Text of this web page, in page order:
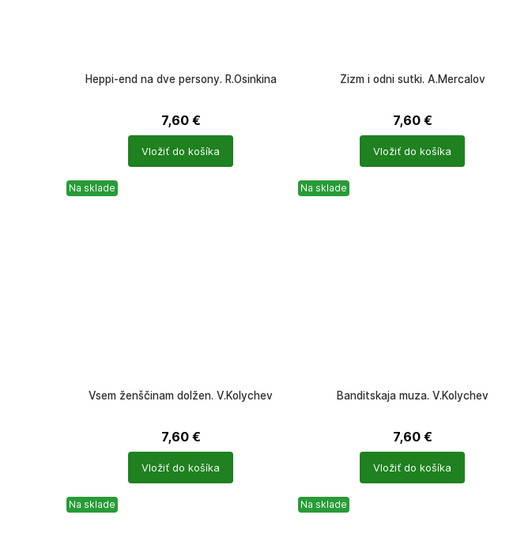
Heppi-end na dve persony. R.Osinkina
7,60 €
Vložiť do košíka
Žizm i odni sutki. A.Mercalov
7,60 €
Vložiť do košíka
Na sklade
Vsem ženščinam dolžen. V.Kolychev
7,60 €
Vložiť do košíka
Na sklade
Banditskaja muza. V.Kolychev
7,60 €
Vložiť do košíka
Na sklade Na sklade